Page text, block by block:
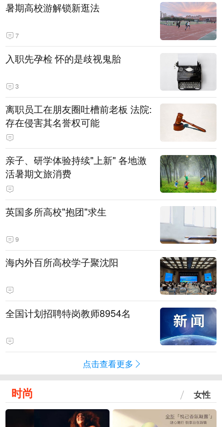
暑期高校游解锁新逛法
7
入职先孕检 怀的是歧视鬼胎
3
离职员工在朋友圈吐槽前老板 法院:
存在侵害其名誉权可能
亲子、研学体验持续"上新" 各地激
活暑期文旅消费
英国多所高校"抱团"求生
9
海内外百所高校学子聚沈阳
全国计划招聘特岗教师8954名
点击查看更多
时尚 女性